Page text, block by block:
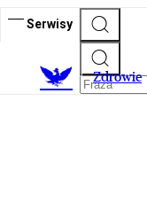
Serwisy
Zdrowie